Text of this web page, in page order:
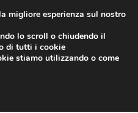
migliore esperienza sul nostro
lo scroll o chiudendo il
di tutti i cookie
stiamo utilizzando o come